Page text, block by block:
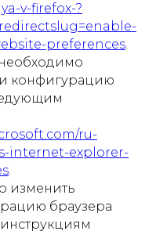
v-firefox-?
preferences.
конфигурацию
ru-
internet-explorer-
.
изменить
браузера